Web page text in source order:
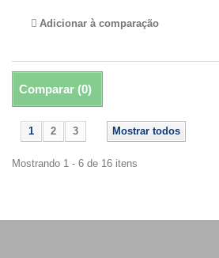
Adicionar à comparação
Comparar (0)
Mostrar todos
1 2 3
Mostrando 1 - 6 de 16 itens